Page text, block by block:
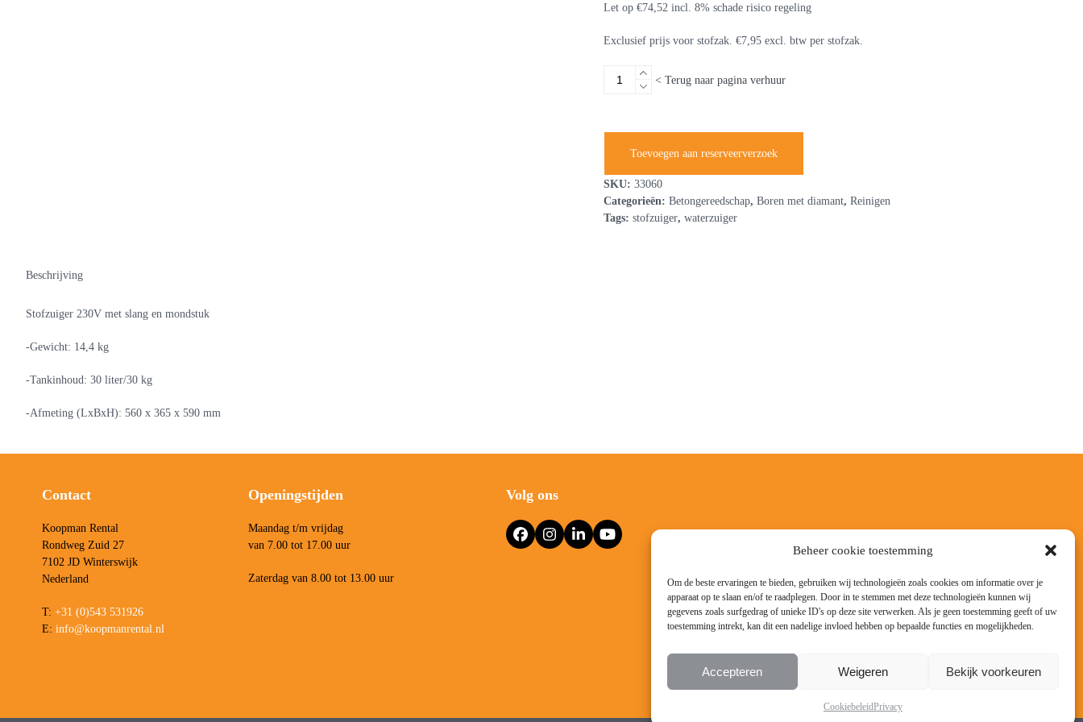
Beheer cookie toestemming
Om de beste ervaringen te bieden, gebruiken wij technologieën zoals cookies om informatie over je
apparaat op te slaan en/of te raadplegen. Door in te stemmen met deze technologieën kunnen wij
gegevens zoals surfgedrag of unieke ID's op deze site verwerken. Als je geen toestemming geeft of uw
toestemming intrekt, kan dit een nadelige invloed hebben op bepaalde functies en mogelijkheden.
Accepteren Weigeren Bekijk voorkeuren
CookiebeleidPrivacy
Let op €74,52 incl. 8% schade risico regeling
Exclusief prijs voor stofzak. €7,95 excl. btw per stofzak.
Stof-
< Terug naar pagina verhuur
Toevoegen aan reserveerverzoek
SKU: 33060
Categorieën: Betongereedschap, Boren met diamant, Reinigen
Tags: stofzuiger, waterzuiger
Beschrijving
Stofzuiger 230V met slang en mondstuk
-Gewicht: 14,4 kg
-Tankinhoud: 30 liter/30 kg
-Afmeting (LxBxH): 560 x 365 x 590 mm
Contact
Koopman Rental
Rondweg Zuid 27
7102 JD Winterswijk
Nederland
T: +31 (0)543 531926
E: info@koopmanrental.nl
Openingstijden
Maandag t/m vrijdag
van 7.00 tot 17.00 uur
Zaterdag van 8.00 tot 13.00 uur
Volg ons
FacebookInstagram
LinkedInYouTube